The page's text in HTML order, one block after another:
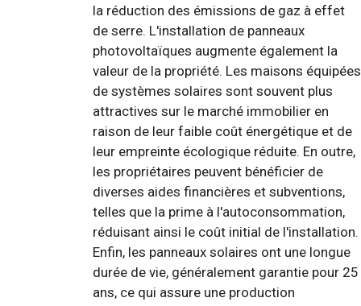
la réduction des émissions de gaz à effet
de serre. L'installation de panneaux
photovoltaïques augmente également la
valeur de la propriété. Les maisons équipées
de systèmes solaires sont souvent plus
attractives sur le marché immobilier en
raison de leur faible coût énergétique et de
leur empreinte écologique réduite. En outre,
les propriétaires peuvent bénéficier de
diverses aides financières et subventions,
telles que la prime à l'autoconsommation,
réduisant ainsi le coût initial de l'installation.
Enfin, les panneaux solaires ont une longue
durée de vie, généralement garantie pour 25
ans, ce qui assure une production